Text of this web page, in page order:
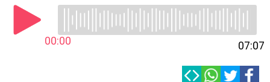
00:00 07:07